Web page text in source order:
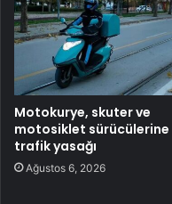
Motokurye, skuter ve
motosiklet sürücülerine
trafik yasağı
Ağustos 6, 2026